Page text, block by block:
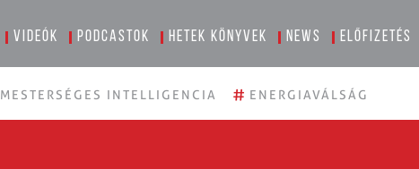
Videók Podcastok Hetek könyvek News Előfizetés
MESTERSÉGES INTELLIGENCIA # ENERGIAVÁLSÁG